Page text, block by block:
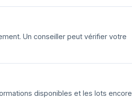
Un conseiller peut vérifier votre
disponibles et les lots encore